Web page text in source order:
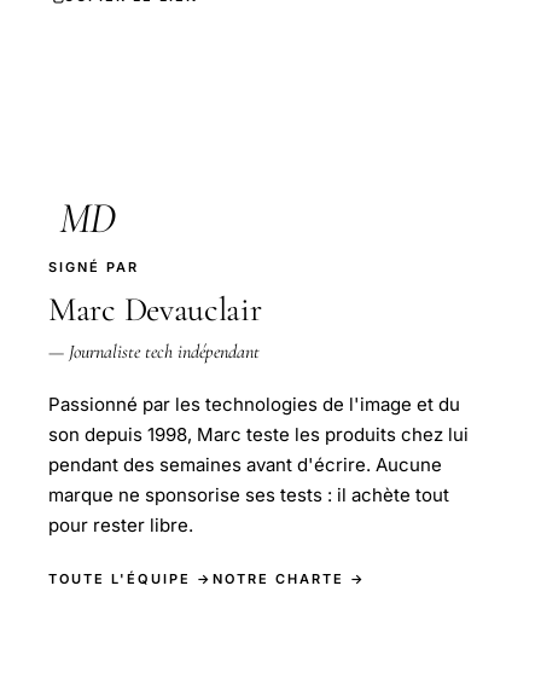
MD
SIGNÉ PAR
Marc Devauclair
— Journaliste tech indépendant
Passionné par les technologies de l'image et du
son depuis 1998, Marc teste les produits chez lui
pendant des semaines avant d'écrire. Aucune
marque ne sponsorise ses tests : il achète tout
pour rester libre.
TOUTE L'ÉQUIPE → NOTRE CHARTE →